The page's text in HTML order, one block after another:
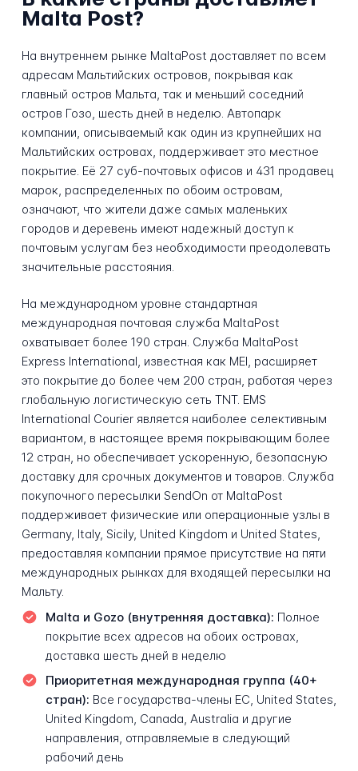
Malta Post?
На внутреннем рынке MaltaPost доставляет по всем
адресам Мальтийских островов, покрывая как
главный остров Мальта, так и меньший соседний
остров Гозо, шесть дней в неделю. Автопарк
компании, описываемый как один из крупнейших на
Мальтийских островах, поддерживает это местное
покрытие. Её 27 суб-почтовых офисов и 431 продавец
марок, распределенных по обоим островам,
означают, что жители даже самых маленьких
городов и деревень имеют надежный доступ к
почтовым услугам без необходимости преодолевать
значительные расстояния.
На международном уровне стандартная
международная почтовая служба MaltaPost
охватывает более 190 стран. Служба MaltaPost
Express International, известная как MEI, расширяет
это покрытие до более чем 200 стран, работая через
глобальную логистическую сеть TNT. EMS
International Courier является наиболее селективным
вариантом, в настоящее время покрывающим более
12 стран, но обеспечивает ускоренную, безопасную
доставку для срочных документов и товаров. Служба
покупочного пересылки SendOn от MaltaPost
поддерживает физические или операционные узлы в
Germany, Italy, Sicily, United Kingdom и United States,
предоставляя компании прямое присутствие на пяти
международных рынках для входящей пересылки на
Мальту.
Malta и Gozo (внутренняя доставка): Полное
покрытие всех адресов на обоих островах,
доставка шесть дней в неделю
Приоритетная международная группа (40+
стран): Все государства-члены ЕС, United States,
United Kingdom, Canada, Australia и другие
направления, отправляемые в следующий
рабочий день